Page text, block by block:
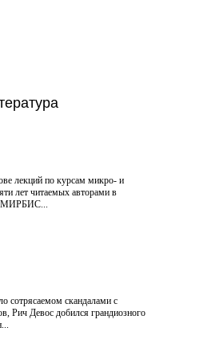
лекций по курсам микро- и
лет читаемых авторами в
МИРБИС...
сотрясаемом скандалами с
Рич Девос добился грандиозного